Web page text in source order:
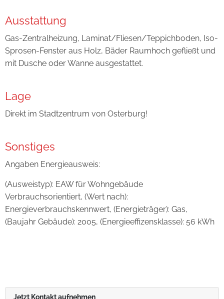
Ausstattung
Gas-Zentralheizung, Laminat/Fliesen/Teppichboden, Iso-
Sprosen-Fenster aus Holz, Bäder Raumhoch gefließt und
mit Dusche oder Wanne ausgestattet.
Lage
Direkt im Stadtzentrum von Osterburg!
Sonstiges
Angaben Energieausweis:
(Ausweistyp): EAW für Wohngebäude
Verbrauchsorientiert, (Wert nach):
Energieverbrauchskennwert, (Energieträger): Gas,
(Baujahr Gebäude): 2005, (Energieeffizensklasse): 56 kWh
Jetzt Kontakt aufnehmen